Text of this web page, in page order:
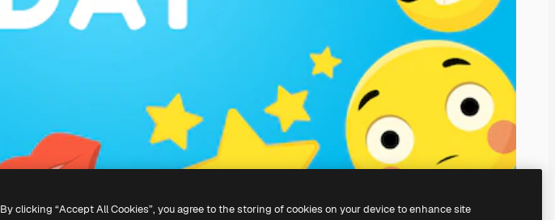
By clicking “Accept All Cookies”, you agree to the storing of cookies on your device to enhance site